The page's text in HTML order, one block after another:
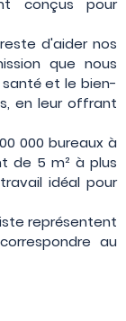
conçus pour
d'aider nos
que nous
et le bien-
en leur offrant
000 bureaux à
de 5 m² à plus
idéal pour
représentent
au